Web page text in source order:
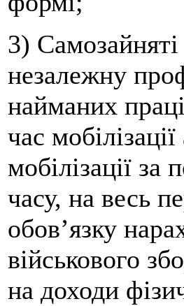
3)
незалежну
найманих
час
мобілізації
часу, на весь
обов’язку
військового
на доходи